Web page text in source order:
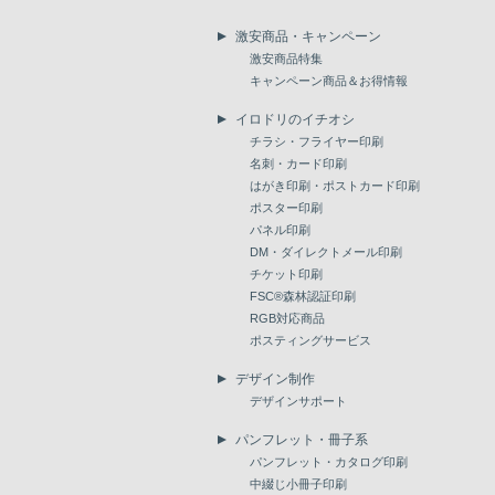
激安商品・キャンペーン
激安商品特集
キャンペーン商品＆お得情報
イロドリのイチオシ
チラシ・フライヤー印刷
名刺・カード印刷
はがき印刷・ポストカード印刷
ポスター印刷
パネル印刷
DM・ダイレクトメール印刷
チケット印刷
FSC®森林認証印刷
RGB対応商品
ポスティングサービス
デザイン制作
デザインサポート
パンフレット・冊子系
パンフレット・カタログ印刷
中綴じ小冊子印刷